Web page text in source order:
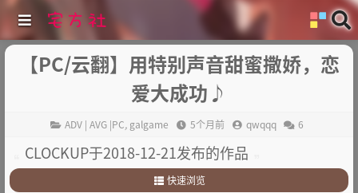
【PC/云翻】用特别声音甜蜜撒娇，恋
爱大成功♪
ADV | AVG |PC, galgame 5个月前 qwqqq 6
CLOCKUP于2018-12-21发布的作品
快速浏览